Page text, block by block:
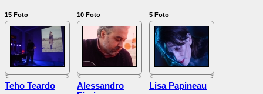
15 Foto 10 Foto 5 Foto
Teho Teardo
Alessandro
Lisa Papineau